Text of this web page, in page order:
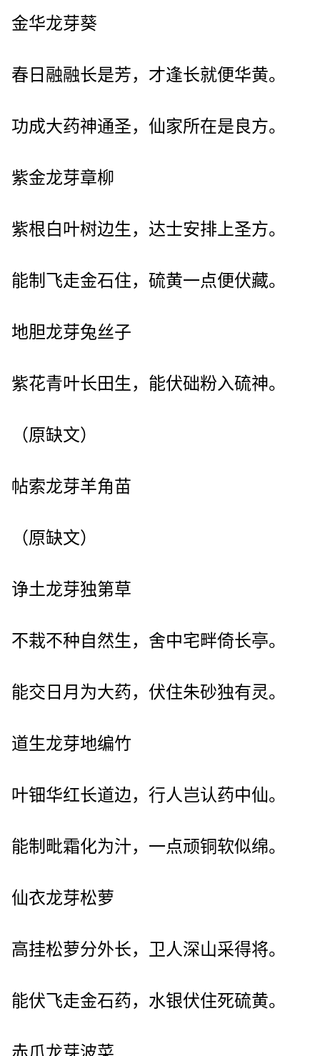
金华龙芽葵
春日融融长是芳，才逢长就便华黄。
功成大药神通圣，仙家所在是良方。
紫金龙芽章柳
紫根白叶树边生，达士安排上圣方。
能制飞走金石住，硫黄一点便伏藏。
地胆龙芽兔丝子
紫花青叶长田生，能伏础粉入硫神。
（原缺文）
帖索龙芽羊角苗
（原缺文）
诤土龙芽独第草
不栽不种自然生，舍中宅畔倚长亭。
能交日月为大药，伏住朱砂独有灵。
道生龙芽地编竹
叶钿华红长道边，行人岂认药中仙。
能制毗霜化为汁，一点顽铜软似绵。
仙衣龙芽松萝
高挂松萝分外长，卫人深山采得将。
能伏飞走金石药，水银伏住死硫黄。